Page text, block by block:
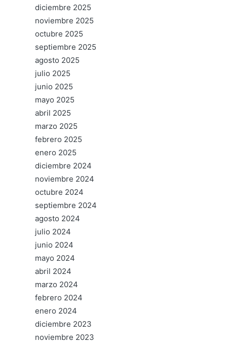
diciembre 2025
noviembre 2025
octubre 2025
septiembre 2025
agosto 2025
julio 2025
junio 2025
mayo 2025
abril 2025
marzo 2025
febrero 2025
enero 2025
diciembre 2024
noviembre 2024
octubre 2024
septiembre 2024
agosto 2024
julio 2024
junio 2024
mayo 2024
abril 2024
marzo 2024
febrero 2024
enero 2024
diciembre 2023
noviembre 2023